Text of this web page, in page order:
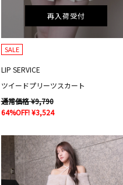
再入荷受付
SALE
LIP SERVICE
ツイードプリーツスカート
通常価格 ¥9,790
64%OFF! ¥3,524